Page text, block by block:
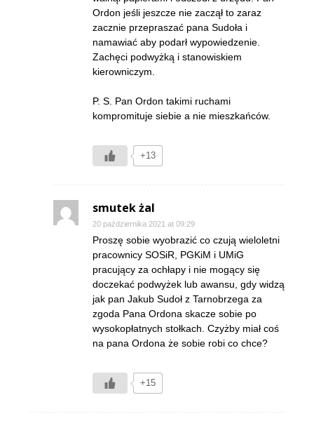
Ordon jeśli jeszcze nie zaczął to zaraz
zacznie przepraszać pana Sudoła i
namawiać aby podarł wypowiedzenie.
Zachęci podwyżką i stanowiskiem
kierowniczym.
P. S. Pan Ordon takimi ruchami
kompromituje siebie a nie mieszkańców.
+13
smutek żal
20 października 2021 at 09:29
Proszę sobie wyobrazić co czują wieloletni
pracownicy SOSiR, PGKiM i UMiG
pracujący za ochłapy i nie mogący się
doczekać podwyżek lub awansu, gdy widzą
jak pan Jakub Sudoł z Tarnobrzega za
zgoda Pana Ordona skacze sobie po
wysokopłatnych stołkach. Czyżby miał coś
na pana Ordona że sobie robi co chce?
+15